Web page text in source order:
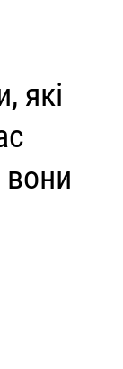
які
вони